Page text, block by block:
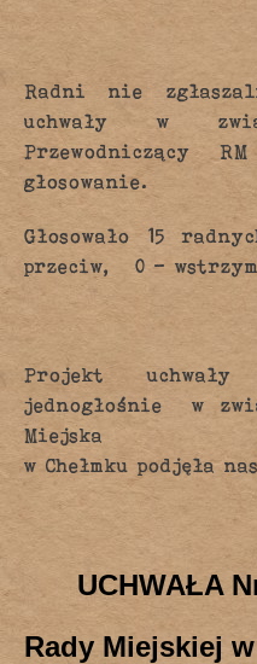
Radni nie
uchwały w
Przewodniczący
głosowanie.
Głosowało 15
przeciw, 0 –
Projekt
jednogłośnie w
Miejska
w Chełmku podjęła
UCHWAŁA
Rady Miejskiej